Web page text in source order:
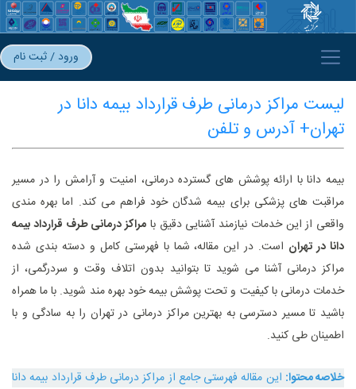
ورود / ثبت نام
لیست مراکز درمانی طرف قرارداد بیمه دانا در
تهران+ آدرس و تلفن
بیمه دانا با ارائه پوشش‌ های گسترده درمانی، امنیت و آرامش را در مسیر
مراقبت‌ های پزشکی برای بیمه ‌شدگان خود فراهم می ‌کند. اما بهره‌ مندی
واقعی از این خدمات نیازمند آشنایی دقیق با مراکز درمانی طرف قرارداد بیمه
دانا در تهران است. در این مقاله، شما با فهرستی کامل و دسته‌ بندی ‌شده
مراکز درمانی آشنا می ‌شوید تا بتوانید بدون اتلاف وقت و سردرگمی، از
خدمات درمانی با کیفیت و تحت پوشش بیمه خود بهره‌ مند شوید. با ما همراه
باشید تا مسیر دسترسی به بهترین مراکز درمانی در تهران را به‌ سادگی و با
اطمینان طی کنید.
خلاصه محتوا: این مقاله فهرستی جامع از مراکز درمانی طرف قرارداد بیمه دانا